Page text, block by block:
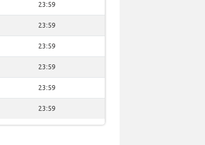
23:59
23:59
23:59
23:59
23:59
23:59